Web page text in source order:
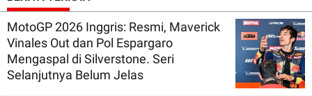
MotoGP 2026 Inggris: Resmi, Maverick
Vinales Out dan Pol Espargaro
Mengaspal di Silverstone. Seri
Selanjutnya Belum Jelas